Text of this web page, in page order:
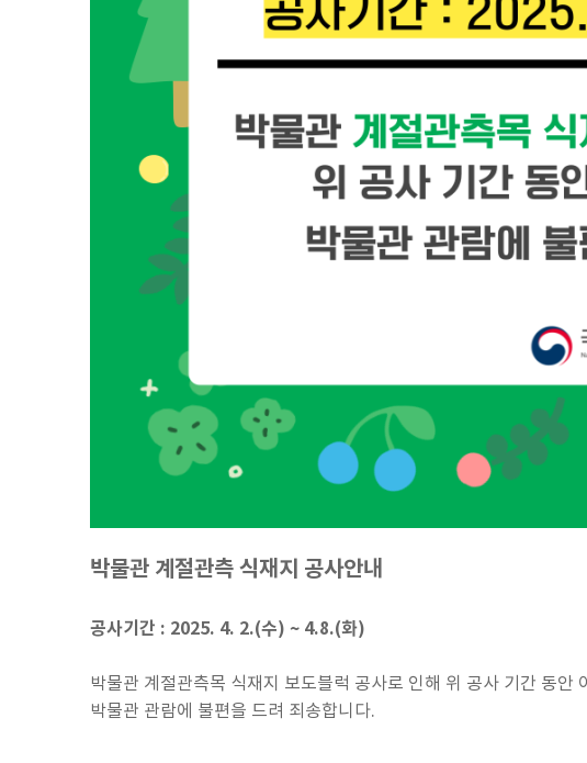
박물관 계절관측 식재지 공사안내
공사기간 : 2025. 4. 2.(수) ~ 4.8.(화)
박물관 계절관측목 식재지 보도블럭 공사로 인해 위 공사 기간 동안
박물관 관람에 불편을 드려 죄송합니다.